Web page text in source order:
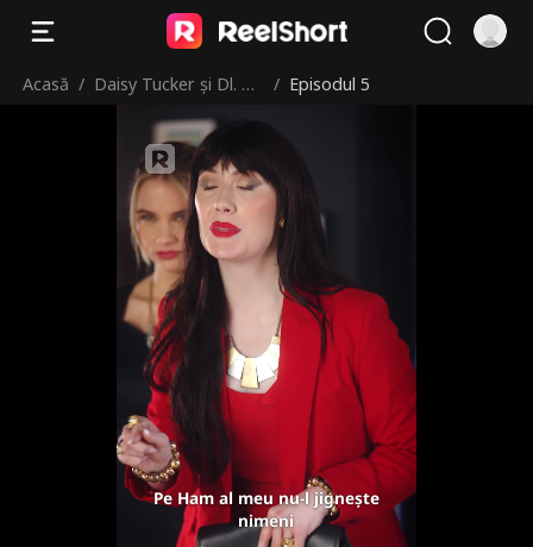
Acasă / Daisy Tucker și Dl. NY
/ Episodul 5
Pe Ham al meu nu-l jignește
nimeni